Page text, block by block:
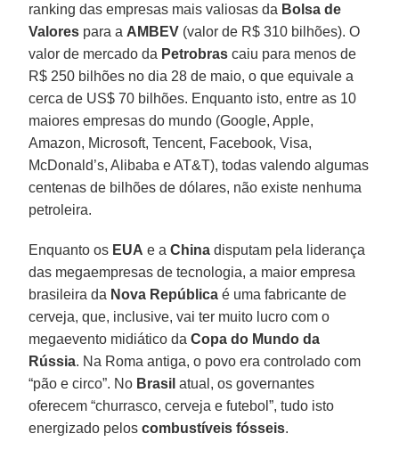
ranking das empresas mais valiosas da Bolsa de
Valores para a AMBEV (valor de R$ 310 bilhões). O
valor de mercado da Petrobras caiu para menos de
R$ 250 bilhões no dia 28 de maio, o que equivale a
cerca de US$ 70 bilhões. Enquanto isto, entre as 10
maiores empresas do mundo (Google, Apple,
Amazon, Microsoft, Tencent, Facebook, Visa,
McDonald’s, Alibaba e AT&T), todas valendo algumas
centenas de bilhões de dólares, não existe nenhuma
petroleira.
Enquanto os EUA e aChina disputam pela liderança
das megaempresas de tecnologia, a maior empresa
brasileira da Nova República é uma fabricante de
cerveja, que, inclusive, vai ter muito lucro com o
megaevento midiático daCopa do Mundo da
Rússia. Na Roma antiga, o povo era controlado com
“pão e circo”. No Brasil atual, os governantes
oferecem “churrasco, cerveja e futebol”, tudo isto
energizado peloscombustíveis fósseis.